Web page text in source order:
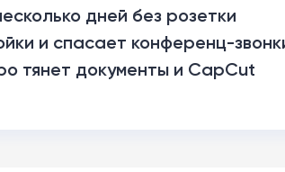
дней без розетки
и спасает конференц-
тянет документы и CapCut